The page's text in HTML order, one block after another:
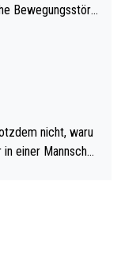
Bewegungsstöru
helfen! Ich glau
fälschlich psy
Dafür müsste
gehen…
nicht, waru
einer Mannschaf